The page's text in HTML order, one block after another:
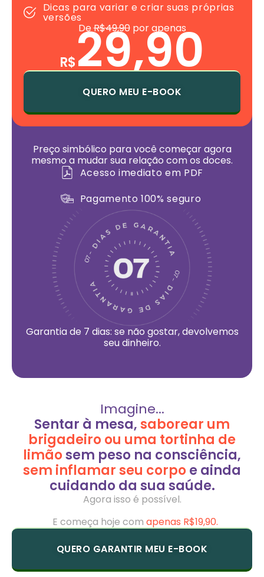
Dicas para variar e criar suas próprias
versões
DeR$49,90por apenas
R$29,90
QUERO MEU E-BOOK
Preço simbólico para você começar agora
mesmo a mudar sua relação com os doces.
Acesso imediato em PDF
Pagamento 100% seguro
Garantia de 7 dias: se não gostar, devolvemos
seu dinheiro.
Imagine...
Sentar à mesa,saborear um
brigadeiro ou uma tortinha de
limãosem peso na consciência,
sem inflamar seu corpo e ainda
cuidando da sua saúde.
Agora isso é possível.
E começa hoje com apenas R$19,90.
QUERO GARANTIR MEU E-BOOK